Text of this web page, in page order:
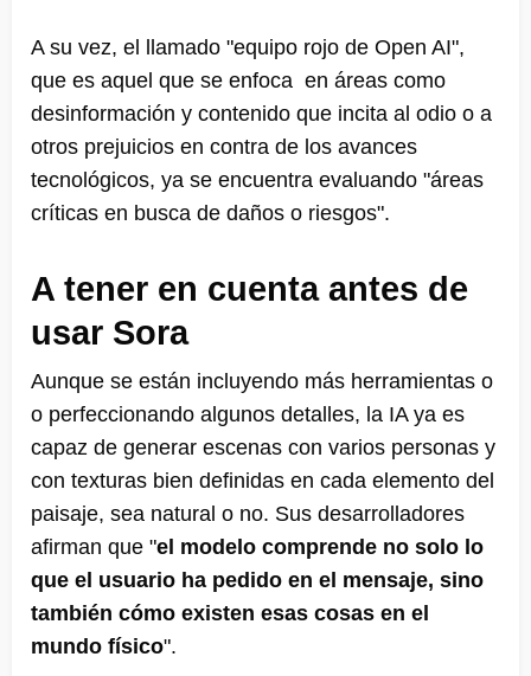
A su vez, el llamado "equipo rojo de Open AI",
que es aquel que se enfoca en áreas como
desinformación y contenido que incita al odio o a
otros prejuicios en contra de los avances
tecnológicos, ya se encuentra evaluando "áreas
críticas en busca de daños o riesgos".
A tener en cuenta antes de
usar Sora
Aunque se están incluyendo más herramientas o
o perfeccionando algunos detalles, la IA ya es
capaz de generar escenas con varios personas y
con texturas bien definidas en cada elemento del
paisaje, sea natural o no. Sus desarrolladores
afirman que "el modelo comprende no solo lo
que el usuario ha pedido en el mensaje, sino
también cómo existen esas cosas en el
mundo físico".